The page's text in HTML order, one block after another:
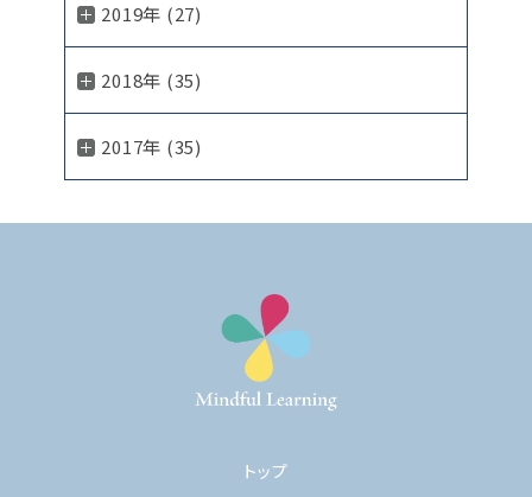
2019年 (27)
2018年 (35)
2017年 (35)
トップ